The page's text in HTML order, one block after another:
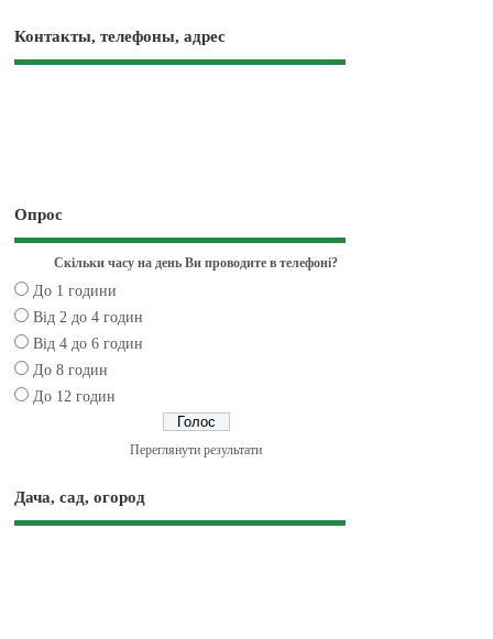
Контакты, телефоны, адрес
Опрос
Скільки часу на день Ви проводите в телефоні?
До 1 години
Від 2 до 4 годин
Від 4 до 6 годин
До 8 годин
До 12 годин
Переглянути результати
Дача, сад, огород